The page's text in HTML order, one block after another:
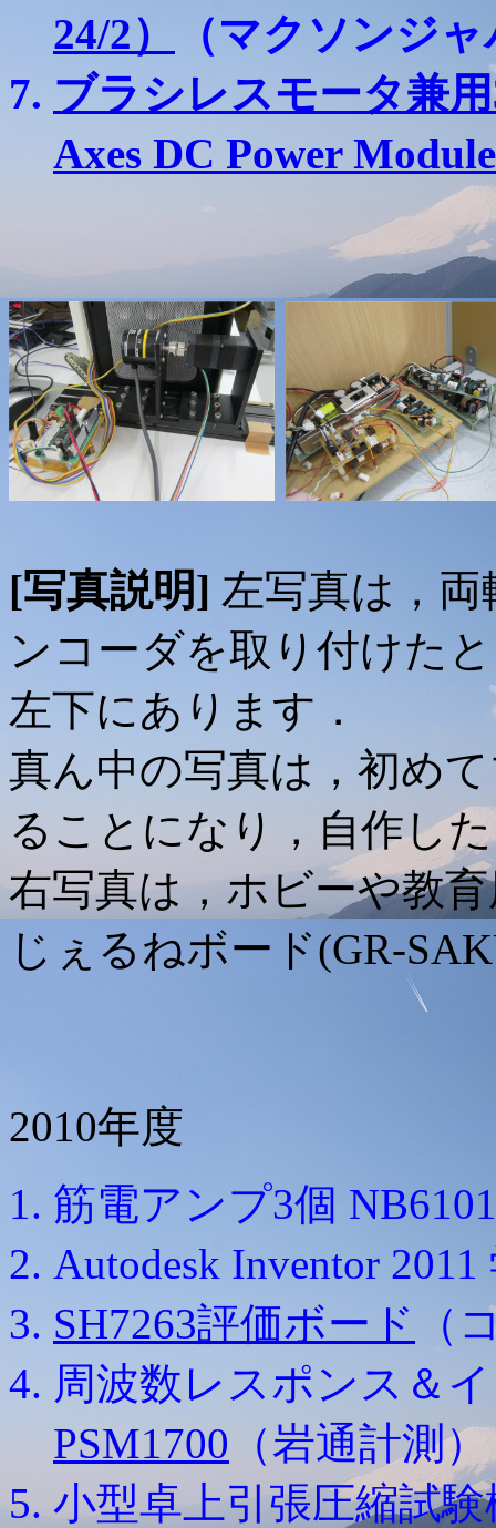
24/2）
（マクソンジ
ブラシレスモータ兼
Axes DC Power
[写真説明] 左写真は，
ンコーダを取り付けた
左下にあります．
真ん中の写真は，初め
ることになり，自作し
右写真は，ホビーや教
じぇるねボード(GR-
2010年度
筋電アンプ3個
Autodesk Inventor
SH7263評価ボード
（
周波数レスポンス＆
PSM1700 （岩通計測）
小型卓上引張圧縮試験